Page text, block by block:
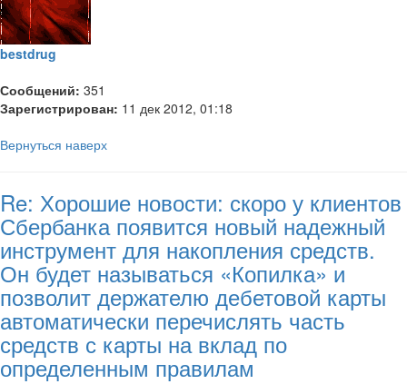
bestdrug
Сообщений: 351
Зарегистрирован: 11 дек 2012, 01:18
Вернуться наверх
Re: Хорошие новости: скоро у клиентов
Сбербанка появится новый надежный
инструмент для накопления средств.
Он будет называться «Копилка» и
позволит держателю дебетовой карты
автоматически перечислять часть
средств с карты на вклад по
определенным правилам